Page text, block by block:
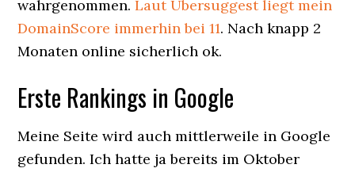
wahrgenommen.Laut Ubersuggest liegt mein
DomainScore immerhin bei 11. Nach knapp 2
Monaten online sicherlich ok.
Erste Rankings in Google
Meine Seite wird auch mittlerweile in Google
gefunden. Ich hatte ja bereits im Oktober